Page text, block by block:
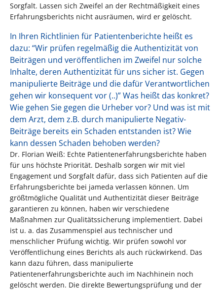
Sorgfalt. Lassen sich Zweifel an der Rechtmäßigkeit eines
Erfahrungsberichts nicht ausräumen, wird er gelöscht.
In Ihren Richtlinien für Patientenberichte heißt es
dazu: “Wir prüfen regelmäßig die Authentizität von
Beiträgen und veröffentlichen im Zweifel nur solche
Inhalte, deren Authentizität für uns sicher ist. Gegen
manipulierte Beiträge und die dafür Verantwortlichen
gehen wir konsequent vor (..)” Was heißt das konkret?
Wie gehen Sie gegen die Urheber vor? Und was ist mit
dem Arzt, dem z.B. durch manipulierte Negativ-
Beiträge bereits ein Schaden entstanden ist? Wie
kann dessen Schaden behoben werden?
Dr. Florian Weiß: Echte Patientenerfahrungsberichte haben
für uns höchste Priorität. Deshalb sorgen wir mit viel
Engagement und Sorgfalt dafür, dass sich Patienten auf die
Erfahrungsberichte bei jameda verlassen können. Um
größtmögliche Qualität und Authentizität dieser Beiträge
garantieren zu können, haben wir verschiedene
Maßnahmen zur Qualitätssicherung implementiert. Dabei
ist u. a. das Zusammenspiel aus technischer und
menschlicher Prüfung wichtig. Wir prüfen sowohl vor
Veröffentlichung eines Berichts als auch rückwirkend. Das
kann dazu führen, dass manipulierte
Patientenerfahrungsberichte auch im Nachhinein noch
gelöscht werden. Die direkte Bewertungsprüfung und der